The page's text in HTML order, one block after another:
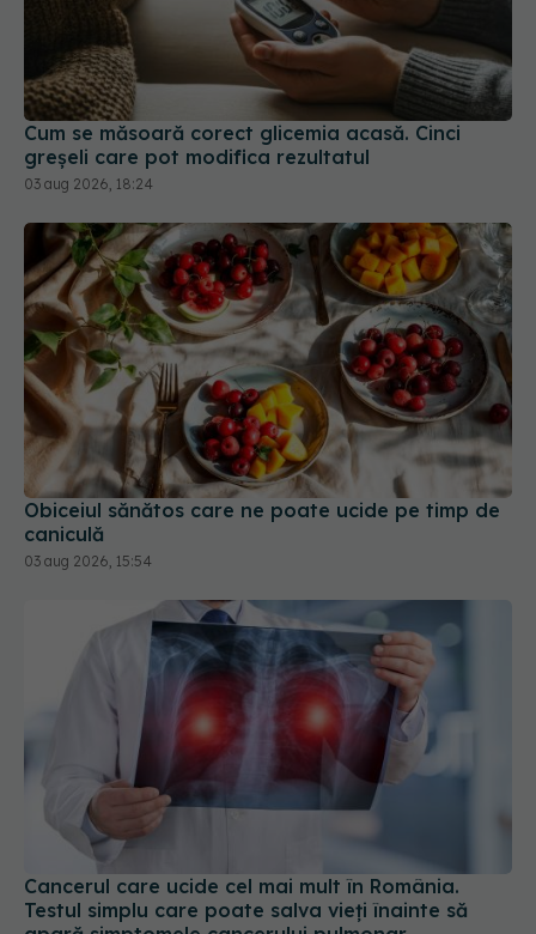
Cum se măsoară corect glicemia acasă. Cinci
greșeli care pot modifica rezultatul
03 aug 2026, 18:24
Obiceiul sănătos care ne poate ucide pe timp de
caniculă
03 aug 2026, 15:54
Cancerul care ucide cel mai mult în România.
Testul simplu care poate salva vieți înainte să